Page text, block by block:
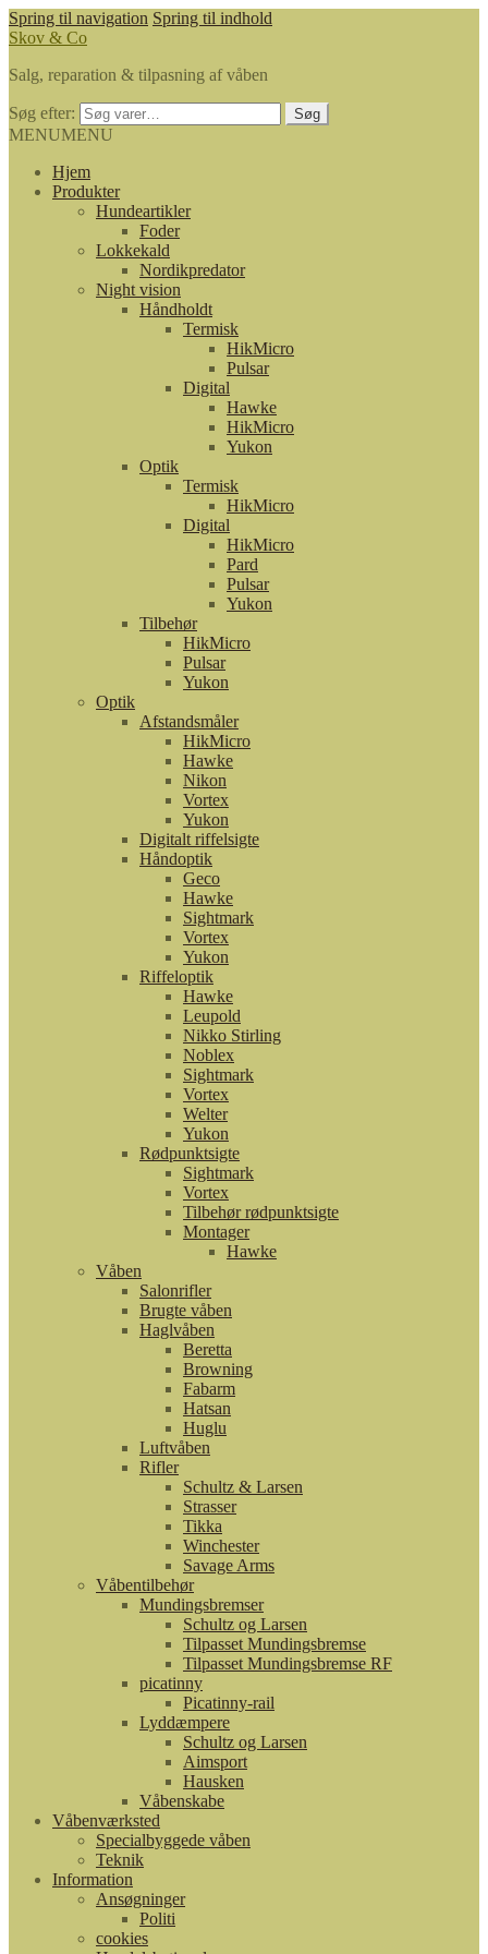
Spring til navigation Spring til indhold
Skov & Co
Salg, reparation & tilpasning af våben
Søg efter: Søg
MENUMENU
Hjem
Produkter
Hundeartikler
Foder
Lokkekald
Nordikpredator
Night vision
Håndholdt
Termisk
HikMicro
Pulsar
Digital
Hawke
HikMicro
Yukon
Optik
Termisk
HikMicro
Digital
HikMicro
Pard
Pulsar
Yukon
Tilbehør
HikMicro
Pulsar
Yukon
Optik
Afstandsmåler
HikMicro
Hawke
Nikon
Vortex
Yukon
Digitalt riffelsigte
Håndoptik
Geco
Hawke
Sightmark
Vortex
Yukon
Riffeloptik
Hawke
Leupold
Nikko Stirling
Noblex
Sightmark
Vortex
Welter
Yukon
Rødpunktsigte
Sightmark
Vortex
Tilbehør rødpunktsigte
Montager
Hawke
Våben
Salonrifler
Brugte våben
Haglvåben
Beretta
Browning
Fabarm
Hatsan
Huglu
Luftvåben
Rifler
Schultz & Larsen
Strasser
Tikka
Winchester
Savage Arms
Våbentilbehør
Mundingsbremser
Schultz og Larsen
Tilpasset Mundingsbremse
Tilpasset Mundingsbremse RF
picatinny
Picatinny-rail
Lyddæmpere
Schultz og Larsen
Aimsport
Hausken
Våbenskabe
Våbenværksted
Specialbyggede våben
Teknik
Information
Ansøgninger
Politi
cookies